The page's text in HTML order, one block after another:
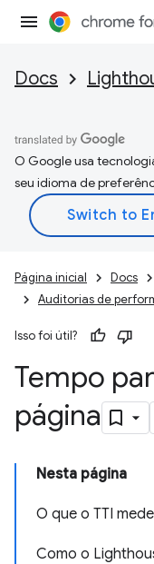
Docs
O Google usa
seu idioma de
Página inicial Docs
Auditorias de
Isso foi útil?
Tempo
página
Nesta página
O que o TTI mede
Como o